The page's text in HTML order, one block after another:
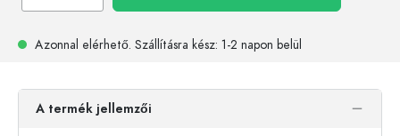
Azonnal elérhető. Szállításra kész: 1-2 napon belül
A termék jellemzői